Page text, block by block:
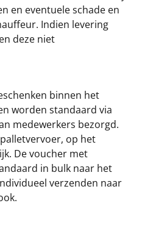
en eventuele schade en
Indien levering
deze niet
binnen het
worden standaard via
medewerkers bezorgd.
op het
De voucher met
in bulk naar het
verzenden naar